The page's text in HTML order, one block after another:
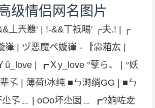
级情侣网名图片
丄兲戁‘ | !-&&丅袛晹‘ ┌夫.! | ┌
嵂 | ヅ恶魔ぺ嫙嵂 -▕‘尛葙厷 |
| ┏Ｘy_love °孽ら、 | °妖
孓 | 薄荷!冰纯 ■ㄣ溡绱GG | ■ㄣ
孓﹎ | oΟo坏尐囡﹎ ┏?姠咗赱